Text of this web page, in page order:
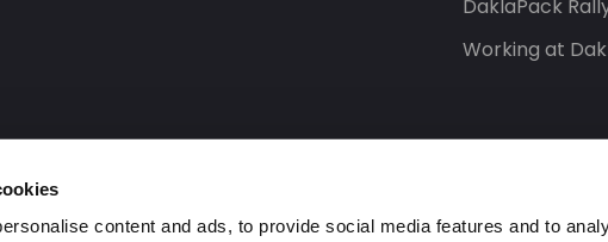
content and ads, to provide social media features and to
DaklaPack
Working at